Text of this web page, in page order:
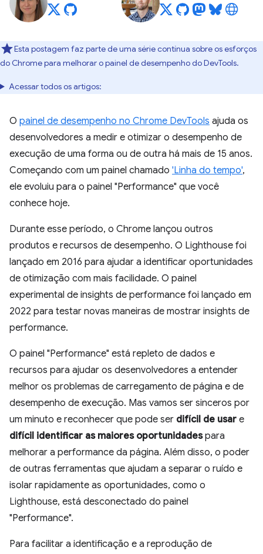
Esta postagem faz parte de uma série contínua sobre os esforços
do Chrome para melhorar o painel de desempenho do DevTools.
Acessar todos os artigos:
O painel de desempenho no Chrome DevTools ajuda os
desenvolvedores a medir e otimizar o desempenho de
execução de uma forma ou de outra há mais de 15 anos.
Começando com um painel chamado 'Linha do tempo',
ele evoluiu para o painel "Performance" que você
conhece hoje.
Durante esse período, o Chrome lançou outros
produtos e recursos de desempenho. O Lighthouse foi
lançado em 2016 para ajudar a identificar oportunidades
de otimização com mais facilidade. O painel
experimental de insights de performance foi lançado em
2022 para testar novas maneiras de mostrar insights de
performance.
O painel "Performance" está repleto de dados e
recursos para ajudar os desenvolvedores a entender
melhor os problemas de carregamento de página e de
desempenho de execução. Mas vamos ser sinceros por
um minuto e reconhecer que pode ser difícil de usar e
difícil identificar as maiores oportunidadespara
melhorar a performance da página. Além disso, o poder
de outras ferramentas que ajudam a separar o ruído e
isolar rapidamente as oportunidades, como o
Lighthouse, está desconectado do painel
"Performance".
Para facilitar a identificação e a reprodução de